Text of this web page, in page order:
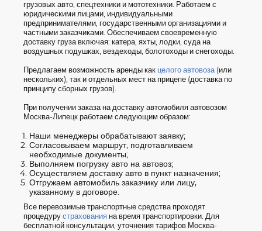
грузовых авто, спецтехники и мототехники. Работаем с
юридическими лицами, индивидуальными
предпринимателями, государственными организациями и
частными заказчиками. Обеспечиваем своевременную
доставку груза включая: катера, яхты, лодки, суда на
воздушных подушках, вездеходы, болотоходы и снегоходы.
Предлагаем возможность аренды как целого автовоза(или
нескольких), так и отдельных мест на прицепе (доставка по
принципу сборных грузов).
При получении заказа на доставку автомобиля автовозом
Москва-Липецк работаем следующим образом:
Наши менеджеры обрабатывают заявку;
Согласовываем маршрут, подготавливаем
необходимые документы;
Выполняем погрузку авто на автовоз;
Осуществляем доставку авто в пункт назначения;
Отгружаем автомобиль заказчику или лицу,
указанному в договоре.
Все перевозимые транспортные средства проходят
процедуру страхования на время транспортировки. Для
бесплатной консультации, уточнения тарифов Москва-